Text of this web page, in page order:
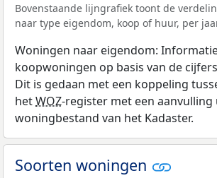
Bovenstaande lijngrafiek toont de
naar type eigendom, koop of huur, per
Woningen naar eigendom:
koopwoningen op basis van de
Dit is gedaan met een koppeling
hetWOZ-register met een aanvulling
woningbestand van het Kadaster.
Soorten woningen